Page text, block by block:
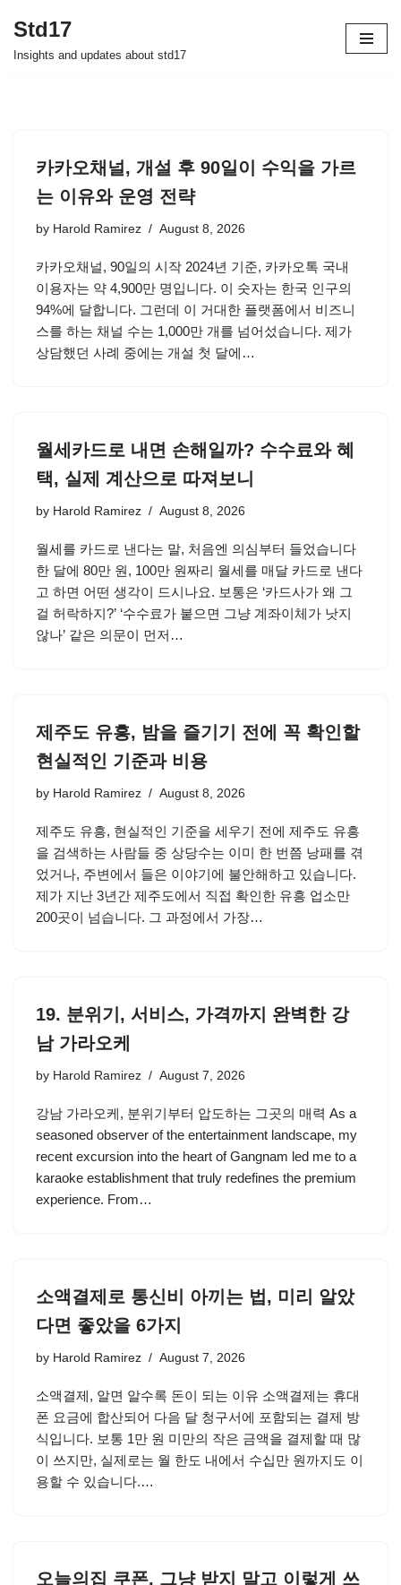
Skip
Std17
Insights and updates about std17
카카오채널, 개설 후 90일이 수익을 가르
는 이유와 운영 전략
by Harold Ramirez August 8, 2026
카카오채널, 90일의 시작 2024년 기준, 카카오톡 국내
이용자는 약 4,900만 명입니다. 이 숫자는 한국 인구의
94%에 달합니다. 그런데 이 거대한 플랫폼에서 비즈니
스를 하는 채널 수는 1,000만 개를 넘어섰습니다. 제가
상담했던 사례 중에는 개설 첫 달에…
월세카드로 내면 손해일까? 수수료와 혜
택, 실제 계산으로 따져보니
by Harold Ramirez August 8, 2026
월세를 카드로 낸다는 말, 처음엔 의심부터 들었습니다
한 달에 80만 원, 100만 원짜리 월세를 매달 카드로 낸다
고 하면 어떤 생각이 드시나요. 보통은 ‘카드사가 왜 그
걸 허락하지?’ ‘수수료가 붙으면 그냥 계좌이체가 낫지
않나’ 같은 의문이 먼저…
제주도 유흥, 밤을 즐기기 전에 꼭 확인할
현실적인 기준과 비용
by Harold Ramirez August 8, 2026
제주도 유흥, 현실적인 기준을 세우기 전에 제주도 유흥
을 검색하는 사람들 중 상당수는 이미 한 번쯤 낭패를 겪
었거나, 주변에서 들은 이야기에 불안해하고 있습니다.
제가 지난 3년간 제주도에서 직접 확인한 유흥 업소만
200곳이 넘습니다. 그 과정에서 가장…
19. 분위기, 서비스, 가격까지 완벽한 강
남 가라오케
by Harold Ramirez August 7, 2026
강남 가라오케, 분위기부터 압도하는 그곳의 매력 As a
seasoned observer of the entertainment landscape, my
recent excursion into the heart of Gangnam led me to a
karaoke establishment that truly redefines the premium
experience. From…
소액결제로 통신비 아끼는 법, 미리 알았
다면 좋았을 6가지
by Harold Ramirez August 7, 2026
소액결제, 알면 알수록 돈이 되는 이유 소액결제는 휴대
폰 요금에 합산되어 다음 달 청구서에 포함되는 결제 방
식입니다. 보통 1만 원 미만의 작은 금액을 결제할 때 많
이 쓰지만, 실제로는 월 한도 내에서 수십만 원까지도 이
용할 수 있습니다.…
오늘의집 쿠폰, 그냥 받지 말고 이렇게 쓰